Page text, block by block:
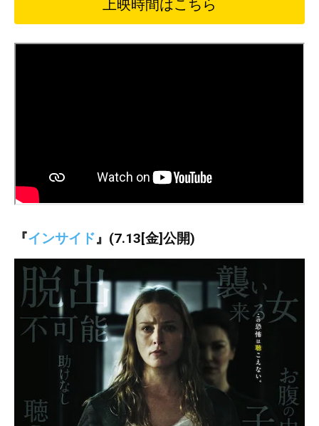
上映時間はこちら
『インサイド』(7.13[金]公開)